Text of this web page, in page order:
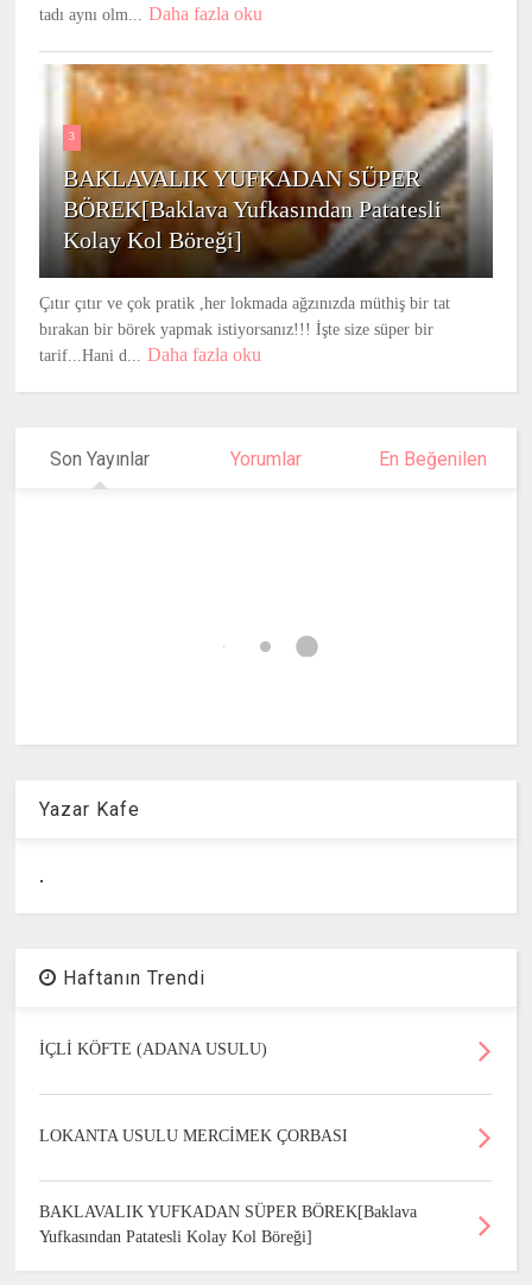
tadı aynı olm... Daha fazla oku
3
BAKLAVALIK YUFKADAN SÜPER
BÖREK[Baklava Yufkasından Patatesli
Kolay Kol Böreği]
Çıtır çıtır ve çok pratik ,her lokmada ağzınızda müthiş bir tat
bırakan bir börek yapmak istiyorsanız!!! İşte size süper bir
tarif...Hani d... Daha fazla oku
Son Yayınlar Yorumlar En Beğenilen
Yazar Kafe
.
Haftanın Trendi
İÇLİ KÖFTE (ADANA USULU)
LOKANTA USULU MERCİMEK ÇORBASI
BAKLAVALIK YUFKADAN SÜPER BÖREK[Baklava
Yufkasından Patatesli Kolay Kol Böreği]